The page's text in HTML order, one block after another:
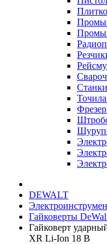
DEWALT
Гайковерты
Гайковерт
XR Li-Ion 18 В